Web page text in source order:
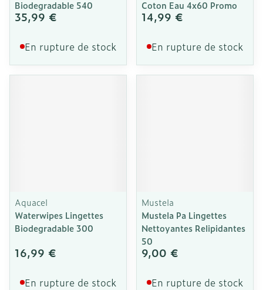
Biodegradable 540
35,99 €
En rupture de stock
Coton Eau 4x60 Promo
14,99 €
En rupture de stock
Aquacel
Waterwipes Lingettes
Biodegradable 300
16,99 €
En rupture de stock
Mustela
Mustela Pa Lingettes
Nettoyantes Relipidantes
50
9,00 €
En rupture de stock